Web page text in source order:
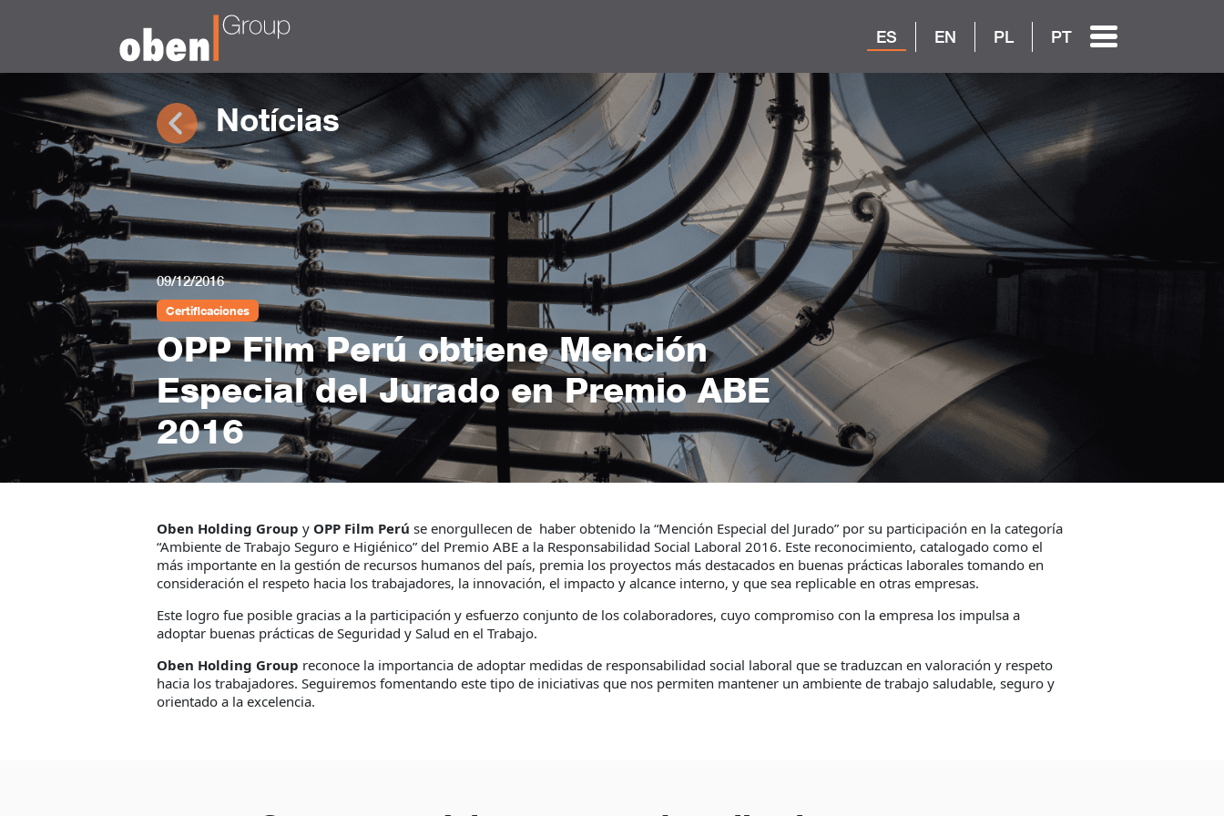
ES EN PL PT
Notícias
09/12/2016
Certificaciones
OPP Film Perú obtiene Mención
Especial del Jurado en Premio ABE
2016
Oben Holding Group y OPP Film Perú se enorgullecen de haber obtenido la “Mención Especial del Jurado” por su participación en la categoría
“Ambiente de Trabajo Seguro e Higiénico” del Premio ABE a la Responsabilidad Social Laboral 2016. Este reconocimiento, catalogado como el
más importante en la gestión de recursos humanos del país, premia los proyectos más destacados en buenas prácticas laborales tomando en
consideración el respeto hacia los trabajadores, la innovación, el impacto y alcance interno, y que sea replicable en otras empresas.
Este logro fue posible gracias a la participación y esfuerzo conjunto de los colaboradores, cuyo compromiso con la empresa los impulsa a
adoptar buenas prácticas de Seguridad y Salud en el Trabajo.
Oben Holding Group reconoce la importancia de adoptar medidas de responsabilidad social laboral que se traduzcan en valoración y respeto
hacia los trabajadores. Seguiremos fomentando este tipo de iniciativas que nos permiten mantener un ambiente de trabajo saludable, seguro y
orientado a la excelencia.